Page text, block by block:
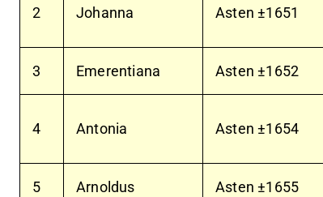
2 Johanna Asten ±1651
3 Emerentiana Asten ±1652
4 Antonia Asten ±1654
5 Arnoldus Asten ±1655